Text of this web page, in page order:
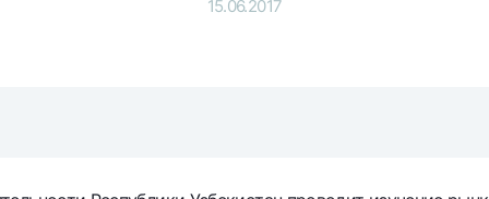
15.06.2017